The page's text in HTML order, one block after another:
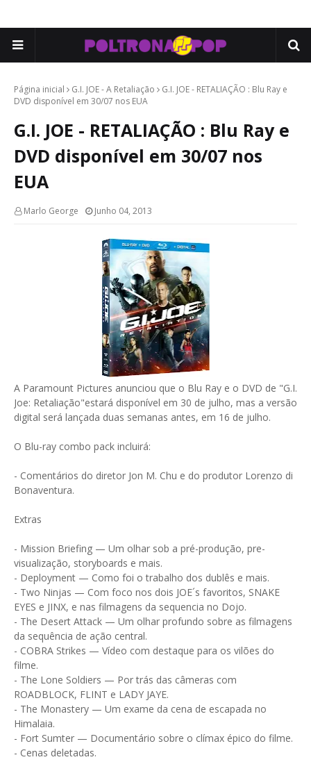
Página inicial G.I. JOE - A Retaliação
G.I. JOE - RETALIAÇÃO : Blu Ray e
DVD disponível em 30/07 nos EUA
G.I. JOE - RETALIAÇÃO : Blu Ray e
DVD disponível em 30/07 nos
EUA
Marlo George Junho 04, 2013
A Paramount Pictures anunciou que o Blu Ray e o DVD de "G.I.
Joe: Retaliação"estará disponível em 30 de julho, mas a versão
digital será lançada duas semanas antes, em 16 de julho.
O Blu-ray combo pack incluirá:
- Comentários do diretor Jon M. Chu e do produtor Lorenzo di
Bonaventura.
Extras
- Mission Briefing — Um olhar sob a pré-produção, pre-
visualização, storyboards e mais.
- Deployment — Como foi o trabalho dos dublês e mais.
- Two Ninjas — Com foco nos dois JOE´s favoritos, SNAKE
EYES e JINX, e nas filmagens da sequencia no Dojo.
- The Desert Attack — Um olhar profundo sobre as filmagens
da sequência de ação central.
- COBRA Strikes — Vídeo com destaque para os vilões do
filme.
- The Lone Soldiers — Por trás das câmeras com
ROADBLOCK, FLINT e LADY JAYE.
- The Monastery — Um exame da cena de escapada no
Himalaia.
- Fort Sumter — Documentário sobre o clímax épico do filme.
- Cenas deletadas.